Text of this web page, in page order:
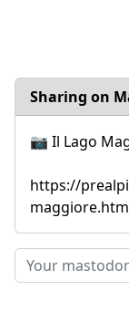
Sharing on
📷 Il Lago
https://